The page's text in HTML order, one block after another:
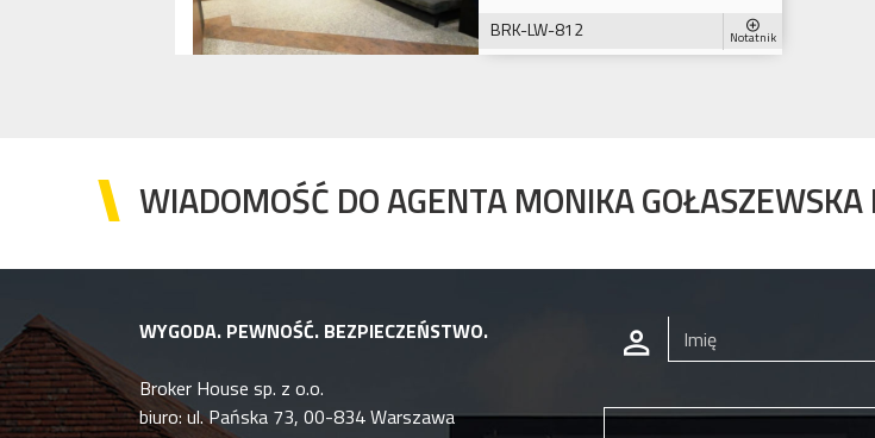
BRK-LW-812 Notatnik
WIADOMOŚĆ DO AGENTA MONIKA GOŁASZEWSKA
WYGODA. PEWNOŚĆ. BEZPIECZEŃSTWO.
Broker House sp. z o.o.
biuro: ul. Pańska 73, 00-834 Warszawa